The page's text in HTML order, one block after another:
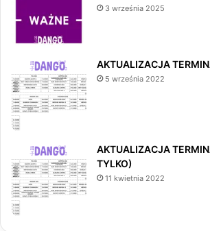
3 września 2025
AKTUALIZACJA
5 września 2022
AKTUALIZACJA
TYLKO)
11 kwietnia 2022